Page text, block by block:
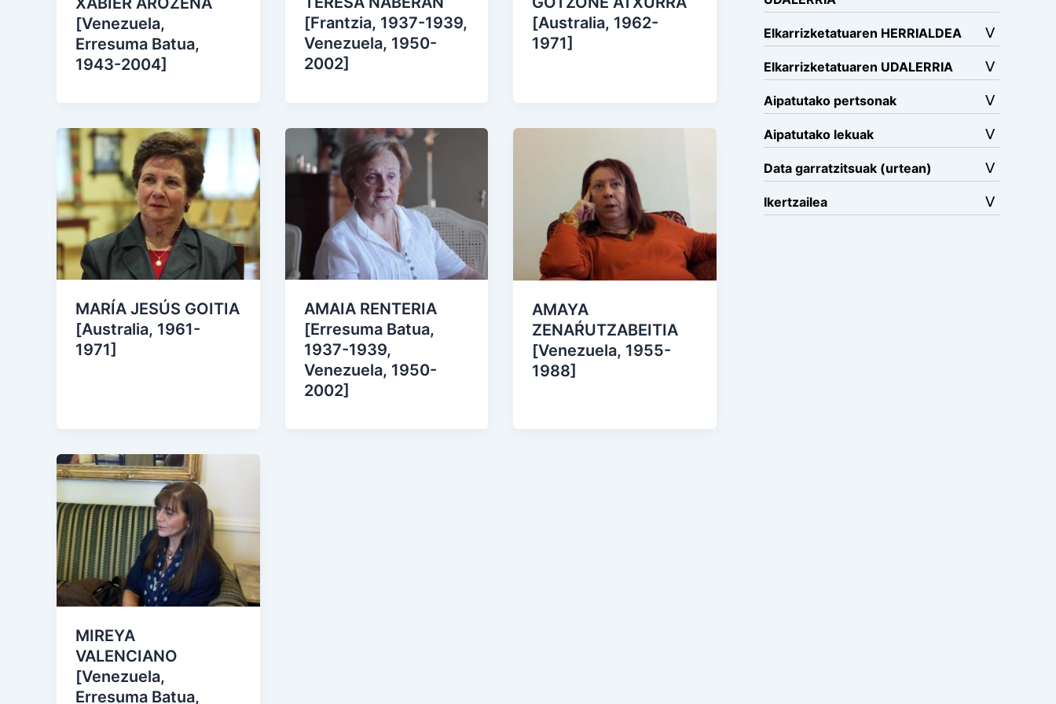
[Venezuela,
Erresuma Batua,
1943-2004]
[Frantzia, 1937-1939,
Venezuela, 1950-
2002]
[Australia, 1962-
1971]
MARÍA JESÚS GOITIA
[Australia, 1961-
1971]
AMAIA RENTERIA
[Erresuma Batua,
1937-1939,
Venezuela, 1950-
2002]
AMAYA
ZENAŔUTZABEITIA
[Venezuela, 1955-
1988]
MIREYA
VALENCIANO
[Venezuela,
Erresuma Batua,
Elkarrizketatuaren HERRIALDEA
Elkarrizketatuaren UDALERRIA
Aipatutako pertsonak
Aipatutako lekuak
Data garratzitsuak (urtean)
Ikertzailea